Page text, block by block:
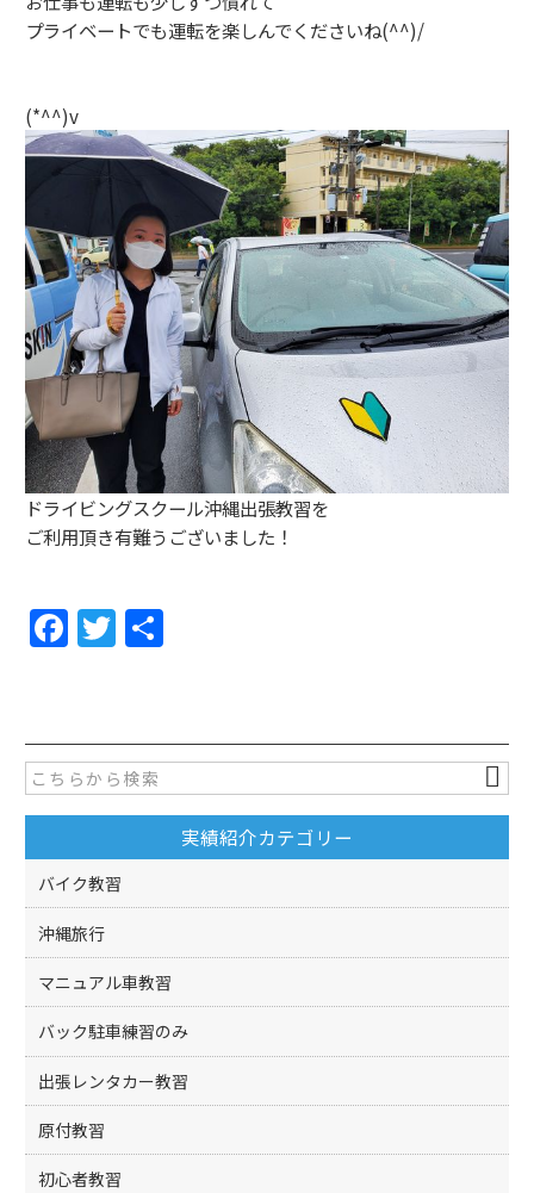
プライベートでも運転を楽しんでくださいね(^^)/
(*^^)v
ドライビングスクール沖縄出張教習を
ご利用頂き有難うございました！
F
a
e
b
o
o
k
T
w
er
実績紹介カテゴリー
バイク教習
沖縄旅行
マニュアル車教習
バック駐車練習のみ
出張レンタカー教習
原付教習
初心者教習